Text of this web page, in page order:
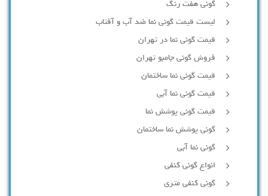
گونی هفت رنگ
لیست قیمت گونی نما ضد آب و آفتاب
قیمت گونی نما در تهران
فروش گونی جامبو تهران
قیمت گونی نما ساختمان
قیمت گونی نما آبی
قیمت گونی پوشش نما
گونی پوشش نما ساختمان
گونی نما آبی
انواع گونی کنفی
گونی کنفی متری